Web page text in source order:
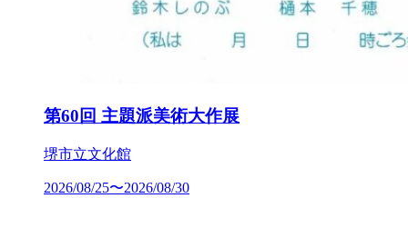
第60回 主題派美術大作展
堺市立文化館
2026/08/25〜2026/08/30